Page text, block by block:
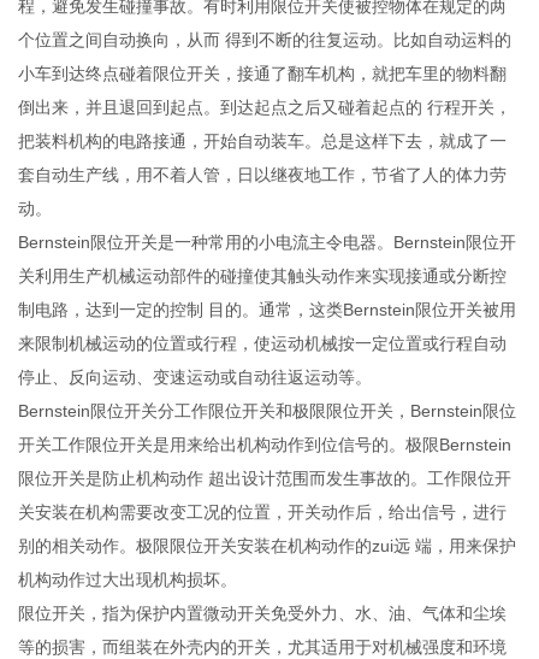
程，避免发生碰撞事故。有时利用限位开关使被控物体在规定的两
个位置之间自动换向，从而 得到不断的往复运动。比如自动运料的
小车到达终点碰着限位开关，接通了翻车机构，就把车里的物料翻
倒出来，并且退回到起点。到达起点之后又碰着起点的 行程开关，
把装料机构的电路接通，开始自动装车。总是这样下去，就成了一
套自动生产线，用不着人管，日以继夜地工作，节省了人的体力劳
动。
Bernstein限位开关是一种常用的小电流主令电器。Bernstein限位开
关利用生产机械运动部件的碰撞使其触头动作来实现接通或分断控
制电路，达到一定的控制 目的。通常，这类Bernstein限位开关被用
来限制机械运动的位置或行程，使运动机械按一定位置或行程自动
停止、反向运动、变速运动或自动往返运动等。
Bernstein限位开关分工作限位开关和极限限位开关，Bernstein限位
开关工作限位开关是用来给出机构动作到位信号的。极限Bernstein
限位开关是防止机构动作 超出设计范围而发生事故的。工作限位开
关安装在机构需要改变工况的位置，开关动作后，给出信号，进行
别的相关动作。极限限位开关安装在机构动作的zui远 端，用来保护
机构动作过大出现机构损坏。
限位开关，指为保护内置微动开关免受外力、水、油、气体和尘埃
等的损害，而组装在外壳内的开关，尤其适用于对机械强度和环境